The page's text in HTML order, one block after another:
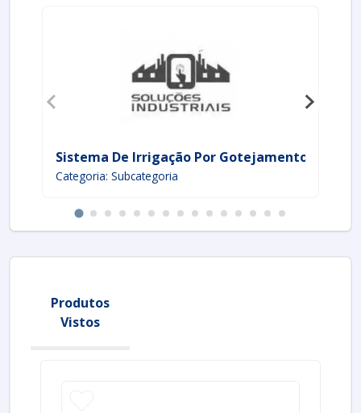
Sistema De Irrigação Por Gotejamento
Categoria: Subcategoria
Produtos
Vistos